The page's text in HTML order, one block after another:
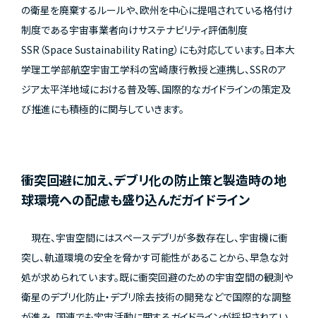
の衛星を廃棄するルールや、欧州を中心に提唱されている格付け
制度である宇宙事業者向けサステナビリティ評価制度
SSR（Space Sustainability Rating）にも対応しています。日本大
学理工学部航空宇宙工学科の宮崎康行教授と連携し、SSRのア
ジア太平洋地域における普及等、国際的なガイドラインの策定及
び推進にも積極的に関与していきます。
衝突回避に加え、デブリ化の防止策と製造時の地
球環境への配慮も盛り込んだガイドライン
現在、宇宙空間にはスペースデブリが多数存在し、宇宙機に衝
突し、軌道環境の安全を脅かす可能性があることから、早急な対
処が求められています。既に衝突回避のための宇宙空間の観測や
衛星のデブリ化防止・デブリ除去技術の開発などで国際的な調整